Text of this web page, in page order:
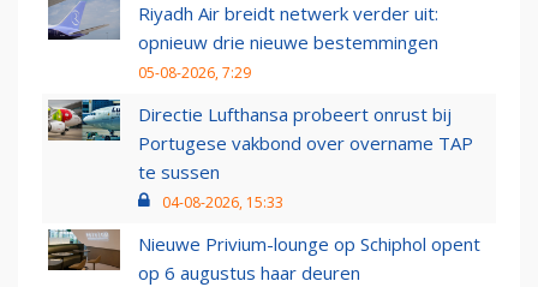
Riyadh Air breidt netwerk verder uit:
opnieuw drie nieuwe bestemmingen
05-08-2026, 7:29
Directie Lufthansa probeert onrust bij
Portugese vakbond over overname TAP
te sussen
04-08-2026, 15:33
Nieuwe Privium-lounge op Schiphol opent
op 6 augustus haar deuren